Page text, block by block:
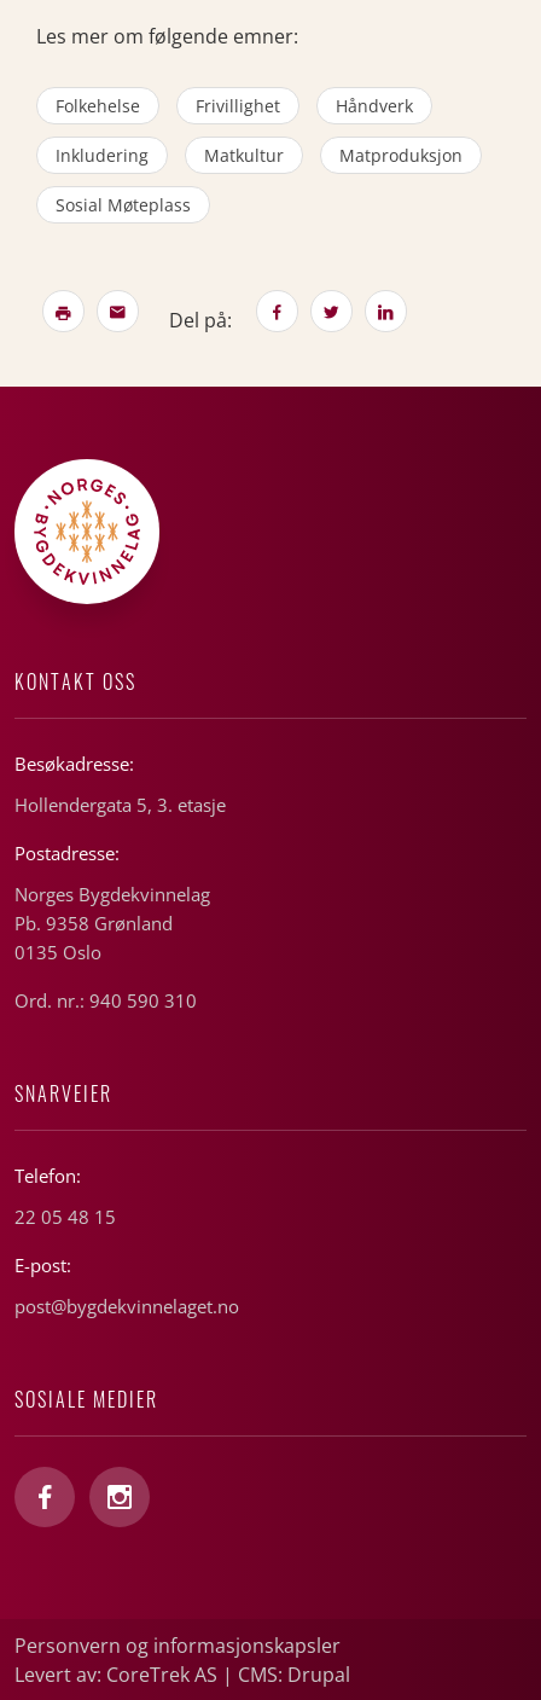
Les mer om følgende emner:
Folkehelse Frivillighet Håndverk
Inkludering Matkultur Matproduksjon
Sosial Møteplass
Del på:
KONTAKT OSS
Besøkadresse:
Hollendergata 5, 3. etasje
Postadresse:
Norges Bygdekvinnelag
Pb. 9358 Grønland
0135 Oslo
Ord. nr.: 940 590 310
SNARVEIER
Telefon:
22 05 48 15
E-post:
post@bygdekvinnelaget.no
SOSIALE MEDIER
Personvern og informasjonskapsler
Levert av: CoreTrek AS | CMS: Drupal